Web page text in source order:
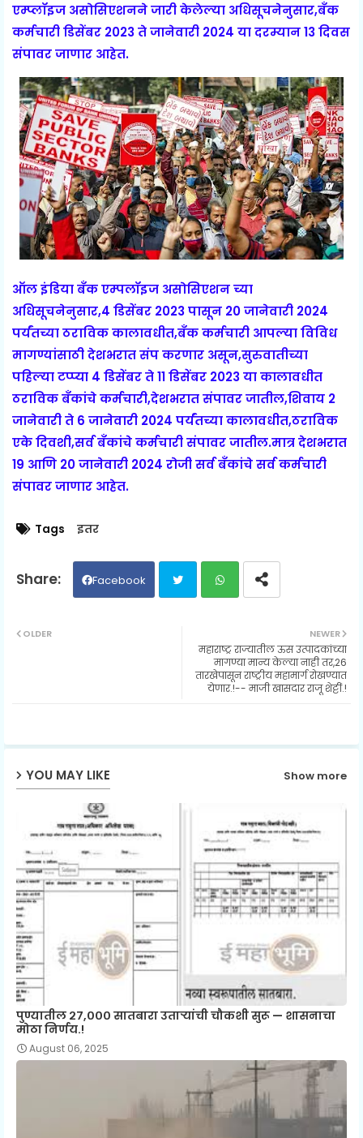
एम्प्लॉइज असोसिएशनने जारी केलेल्या अधिसूचनेनुसार,बँक
कर्मचारी डिसेंबर 2023 ते जानेवारी 2024 या दरम्यान 13 दिवस
संपावर जाणार आहेत.
ऑल इंडिया बँक एम्पलॉइज असोसिएशन च्या
अधिसूचनेनुसार,4 डिसेंबर 2023 पासून 20 जानेवारी 2024
पर्यंतच्या ठराविक कालावधीत,बँक कर्मचारी आपल्या विविध
मागण्यांसाठी देशभरात संप करणार असून,सुरुवातीच्या
पहिल्या टप्प्या 4 डिसेंबर ते 11 डिसेंबर 2023 या कालावधीत
ठराविक बँकांचे कर्मचारी,देशभरात संपावर जातील,शिवाय 2
जानेवारी ते 6 जानेवारी 2024 पर्यंतच्या कालावधीत,ठराविक
एके दिवशी,सर्व बँकांचे कर्मचारी संपावर जातील.मात्र देशभरात
19 आणि 20 जानेवारी 2024 रोजी सर्व बँकांचे सर्व कर्मचारी
संपावर जाणार आहेत.
Tags इतर
Facebook
ats
ap
NEWER
महाराष्ट्र राज्यातील ऊस उत्पादकांच्या
मागण्या मान्य केल्या नाही तर,26
तारखेपासून राष्ट्रीय महामार्ग रोखण्यात
येणार.!-- माजी खासदार राजू शेट्टीं.!
OLDER
YOU MAY LIKE Show more
पुण्यातील २७,००० सातबारा उताऱ्यांची चौकशी सुरू — शासनाचा
मोठा निर्णय.!
August 06, 2025